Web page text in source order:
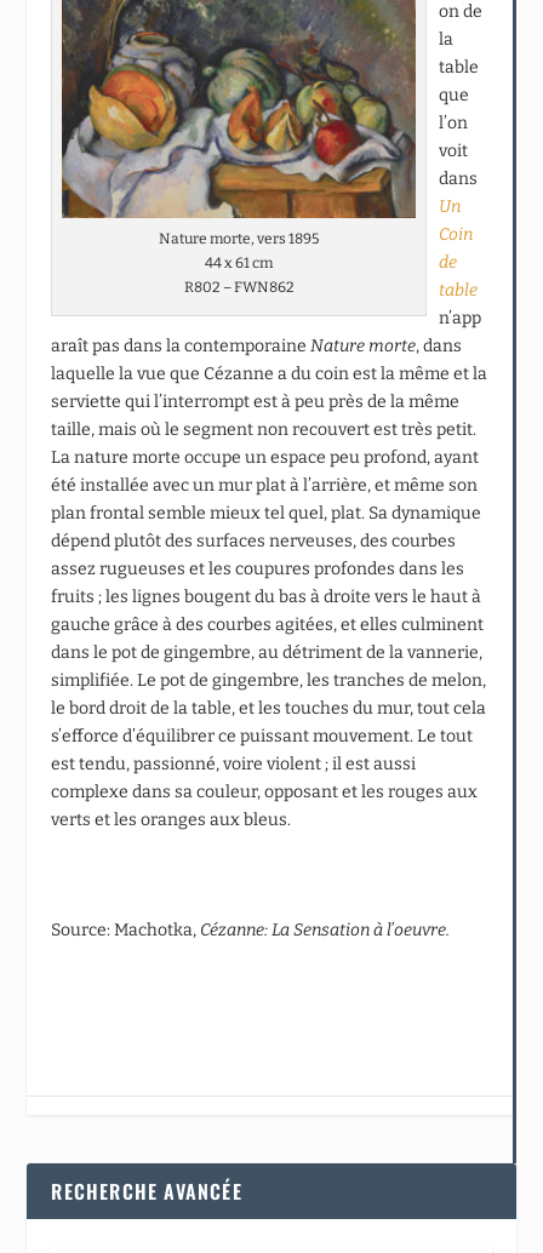
Nature morte, vers 1895
44 x 61 cm
R802 – FWN862
on de
la
table
que
l’on
voit
dans
Un
Coin
de
table
n’app
araît pas dans la contemporaine Nature morte, dans
laquelle la vue que Cézanne a du coin est la même et la
serviette qui l’interrompt est à peu près de la même
taille, mais où le segment non recouvert est très petit.
La nature morte occupe un espace peu profond, ayant
été installée avec un mur plat à l’arrière, et même son
plan frontal semble mieux tel quel, plat. Sa dynamique
dépend plutôt des surfaces nerveuses, des courbes
assez rugueuses et les coupures profondes dans les
fruits ; les lignes bougent du bas à droite vers le haut à
gauche grâce à des courbes agitées, et elles culminent
dans le pot de gingembre, au détriment de la vannerie,
simplifiée. Le pot de gingembre, les tranches de melon,
le bord droit de la table, et les touches du mur, tout cela
s’efforce d’équilibrer ce puissant mouvement. Le tout
est tendu, passionné, voire violent ; il est aussi
complexe dans sa couleur, opposant et les rouges aux
verts et les oranges aux bleus.
Source: Machotka, Cézanne: La Sensationà l’oeuvre.
RECHERCHE AVANCÉE